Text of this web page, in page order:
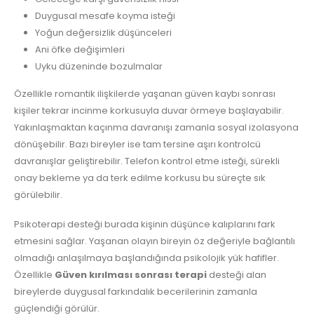
Duygusal mesafe koyma isteği
Yoğun değersizlik düşünceleri
Ani öfke değişimleri
Uyku düzeninde bozulmalar
Özellikle romantik ilişkilerde yaşanan güven kaybı sonrası
kişiler tekrar incinme korkusuyla duvar örmeye başlayabilir.
Yakınlaşmaktan kaçınma davranışı zamanla sosyal izolasyona
dönüşebilir. Bazı bireyler ise tam tersine aşırı kontrolcü
davranışlar geliştirebilir. Telefon kontrol etme isteği, sürekli
onay bekleme ya da terk edilme korkusu bu süreçte sık
görülebilir.
Psikoterapi desteği burada kişinin düşünce kalıplarını fark
etmesini sağlar. Yaşanan olayın bireyin öz değeriyle bağlantılı
olmadığı anlaşılmaya başlandığında psikolojik yük hafifler.
Özellikle Güven kırılması sonrası terapi desteği alan
bireylerde duygusal farkındalık becerilerinin zamanla
güçlendiği görülür.